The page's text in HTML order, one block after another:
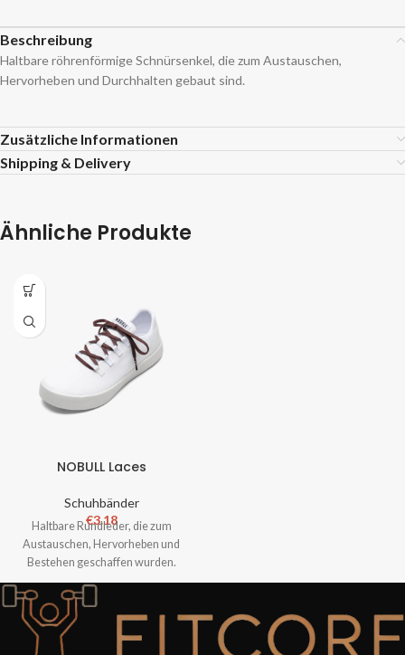
Beschreibung
Haltbare röhrenförmige Schnürsenkel, die zum Austauschen,
Hervorheben und Durchhalten gebaut sind.
Zusätzliche Informationen
Shipping & Delivery
Ähnliche Produkte
NOBULL Laces
Schuhbänder
€3.18
Haltbare Rundleder, die zum
Austauschen, Hervorheben und
Bestehen geschaffen wurden.